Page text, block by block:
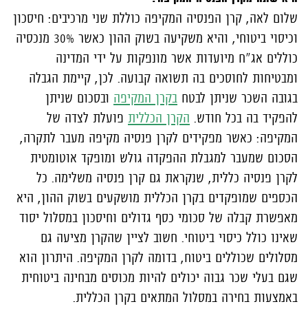
שלום לאה, קרן הפנסיה המקיפה כוללת שני מרכיבים: חיסכון
וכיסוי ביטוחי, והיא משקיעה בשוק ההון כאשר 30% מנכסיה
כוללים אג"ח מיועדות אשר מונפקות על ידי המדינה
ומבטיחות לחוסכים בה תשואה קבועה. לכן, קיימת הגבלה
בגובה השכר שניתן לבטח בקרן המקיפה ובסכום שניתן
להפקיד בה בכל חודש. הקרן הכללית פועלת לצדה של
המקיפה: כאשר מפקידים לקרן פנסיה מקיפה מעבר לתקרה,
הסכום שמעבר למגבלת ההפקדה גולש ומופקד אוטומטית
לקרן פנסיה כללית, שנקראת גם קרן פנסיה משלימה. כל
הכספים שמופקדים בקרן הכללית מושקעים בשוק ההון, היא
מאפשרת קבלה של סכומי כסף גדולים וחיסכון במסלול יסוד
שאינו כולל כיסוי ביטוחי. חשוב לציין שהקרן מציעה גם
מסלולים שכוללים ביטוח, בדומה לקרן המקיפה. היתרון הוא
שגם בעלי שכר גבוה יכולים להיות מכוסים מבחינה ביטוחית
באמצעות בחירה במסלול המתאים בקרן הכללית.